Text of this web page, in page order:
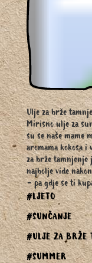
Ulje za brže
Mirisno ulje za
su se naše mame
aromama kokosa
za brže tamnjenje
najbolje vide
- pa gdje se ti
#LJETO
#SUNČANJE
#ULJE ZA BRŽE
#SUMMER